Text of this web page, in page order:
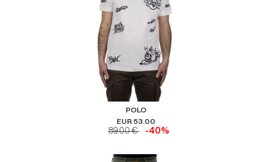
POLO
EUR 53.00
89.00 € -40%